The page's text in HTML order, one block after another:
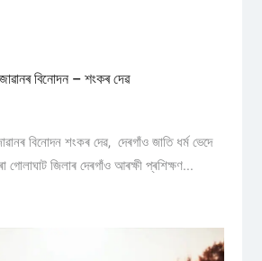
বিনোদন – শংকৰ দেৱ
বিনোদন শংকৰ দেৱ, দেৰগাঁও জাতি ধৰ্ম ভেদে
গোলাঘাট জিলাৰ দেৰগাঁও আৰক্ষী প্ৰশিক্ষণ...